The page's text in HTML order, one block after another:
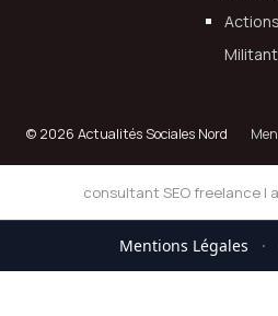
Actions
© 2026 Actualités Sociales Nord
consultant SEO freelance |
Mentions Légales ·